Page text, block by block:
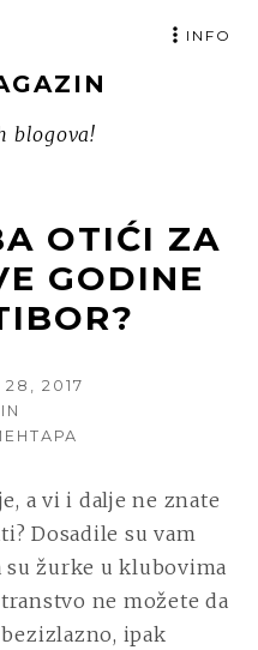
blogova!
INFO
OTIĆI ZA
GODINE
2017
OTIĆI
ZA
DOČEK
GODINE
NA
a vi i dalje ne znate
Dosadile su vam
su žurke u klubovima
ne možete da
ipak